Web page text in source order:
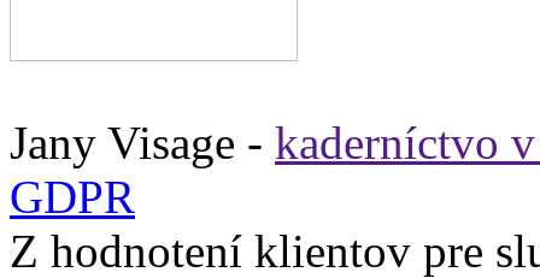
Jany Visage - kaderníctvo
GDPR
Z hodnotení klientov pre